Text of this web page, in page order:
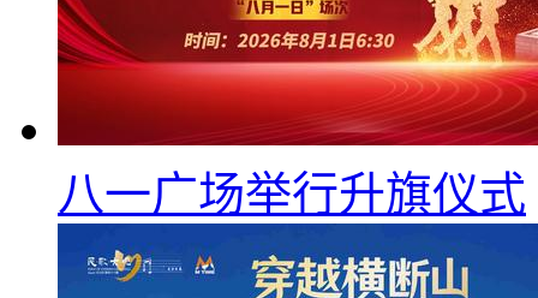
八一广场举行升旗仪式